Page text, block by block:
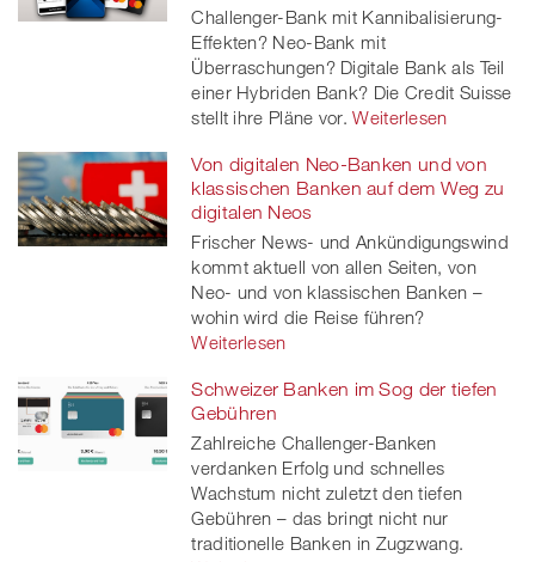
Challenger-Bank mit Kannibalisierung-
Effekten? Neo-Bank mit
Überraschungen? Digitale Bank als Teil
einer Hybriden Bank? Die Credit Suisse
stellt ihre Pläne vor. Weiterlesen
Von digitalen Neo-Banken und von
klassischen Banken auf dem Weg zu
digitalen Neos
Frischer News- und Ankündigungswind
kommt aktuell von allen Seiten, von
Neo- und von klassischen Banken –
wohin wird die Reise führen?
Weiterlesen
Schweizer Banken im Sog der tiefen
Gebühren
Zahlreiche Challenger-Banken
verdanken Erfolg und schnelles
Wachstum nicht zuletzt den tiefen
Gebühren – das bringt nicht nur
traditionelle Banken in Zugzwang.